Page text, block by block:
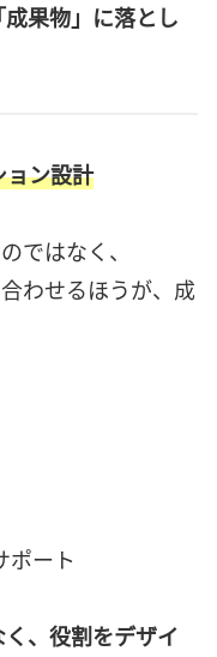
果物」に落とし
ン設計
ではなく、
わせるほうが、成
ポート
、役割をデザイ